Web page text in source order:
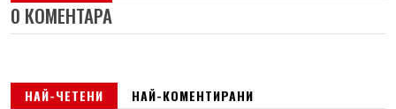
0 КОМЕНТАРА
НАЙ-ЧЕТЕНИ НАЙ-КОМЕНТИРАНИ